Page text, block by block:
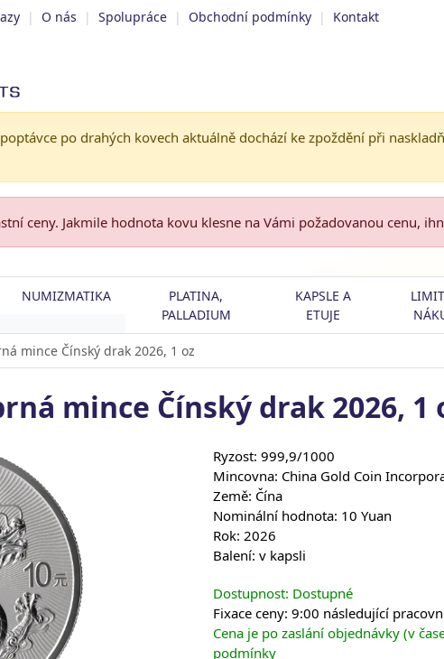
| O nás | Spolupráce | Obchodní podmínky | Kontakt
po drahých kovech aktuálně dochází ke zpoždění při
ceny. Jakmile hodnota kovu klesne na Vámi požadovanou cenu,
NUMIZMATIKA
PLATINA,
PALLADIUM
KAPSLE A
ETUJE
mince Čínský drak 2026, 1 oz
mince Čínský drak 2026, 1
Ryzost: 999,9/1000
Mincovna: China Gold Coin
Země: Čína
Nominální hodnota: 10 Yuan
Rok: 2026
Balení: v kapsli
Dostupnost: Dostupné
Fixace ceny: 9:00 následující
Cena je po zaslání objednávky (v
podmínky